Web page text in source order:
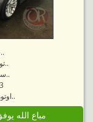
فورد..
تورس..
سيدان..
اوتوماتك..
مباع الله